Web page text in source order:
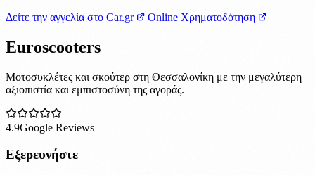
Δείτε την αγγελία στο Car.gr
Online Χρηματοδότηση
Euroscooters
Μοτοσυκλέτες και σκούτερ στη Θεσσαλονίκη με την μεγαλύτερη
αξιοπιστία και εμπιστοσύνη της αγοράς.
4.9Google Reviews
Εξερευνήστε